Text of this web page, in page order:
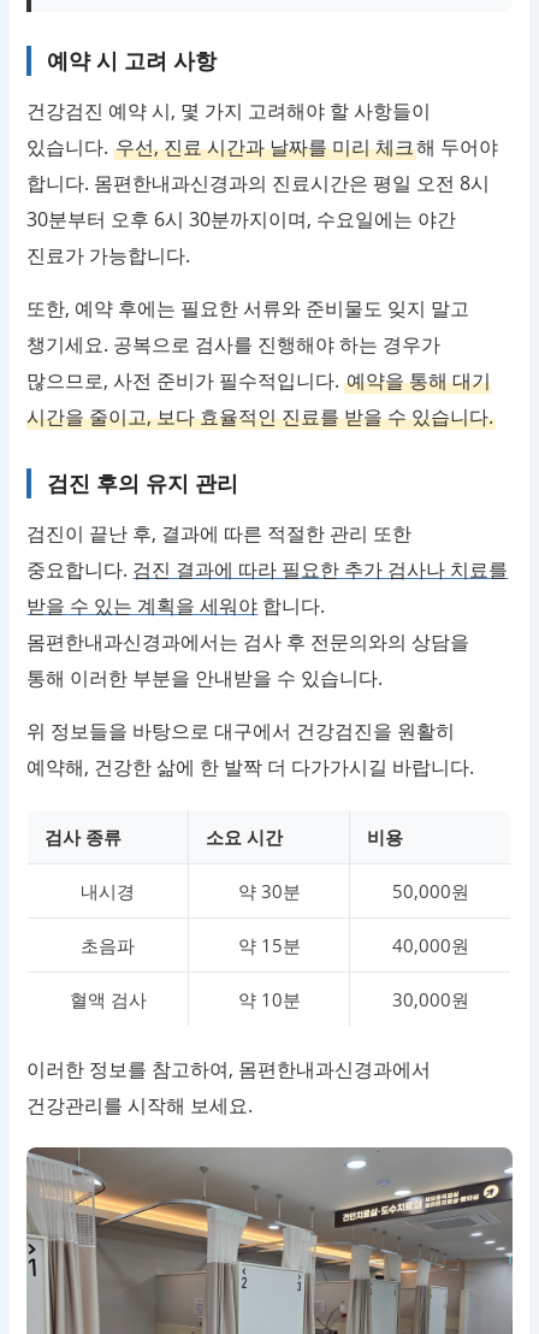
예약 시 고려 사항
건강검진 예약 시, 몇 가지 고려해야 할 사항들이
있습니다.우선, 진료 시간과 날짜를 미리 체크해 두어야
합니다. 몸편한내과신경과의 진료시간은 평일 오전 8시
30분부터 오후 6시 30분까지이며, 수요일에는 야간
진료가 가능합니다.
또한, 예약 후에는 필요한 서류와 준비물도 잊지 말고
챙기세요. 공복으로 검사를 진행해야 하는 경우가
많으므로, 사전 준비가 필수적입니다.예약을 통해 대기
시간을 줄이고, 보다 효율적인 진료를 받을 수 있습니다.
검진 후의 유지 관리
검진이 끝난 후, 결과에 따른 적절한 관리 또한
중요합니다. 검진 결과에 따라 필요한 추가 검사나 치료를
받을 수 있는 계획을 세워야 합니다.
몸편한내과신경과에서는 검사 후 전문의와의 상담을
통해 이러한 부분을 안내받을 수 있습니다.
위 정보들을 바탕으로 대구에서 건강검진을 원활히
예약해, 건강한 삶에 한 발짝 더 다가가시길 바랍니다.
검사 종류 소요 시간 비용
내시경 약 30분 50,000원
초음파 약 15분 40,000원
혈액 검사 약 10분 30,000원
이러한 정보를 참고하여, 몸편한내과신경과에서
건강관리를 시작해 보세요.